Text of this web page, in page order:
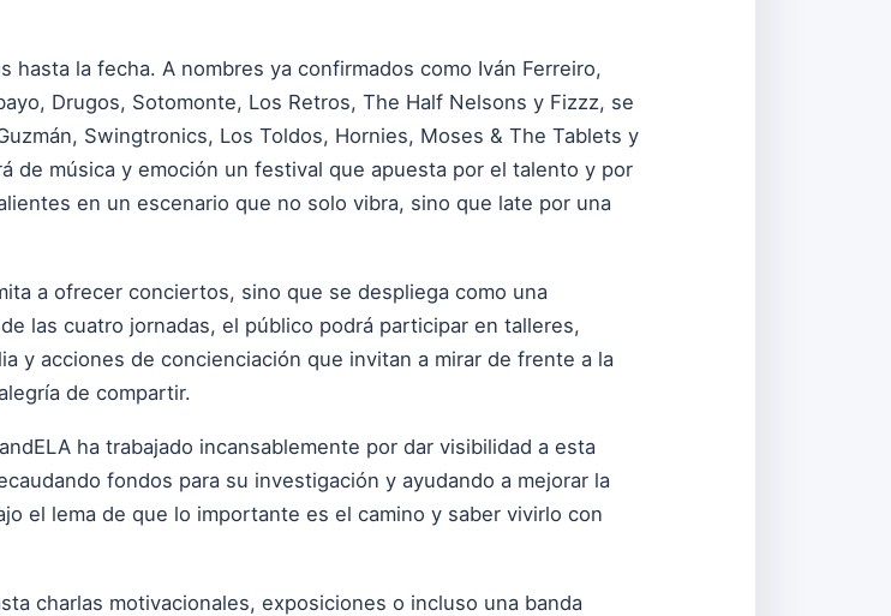
la fecha. A nombres ya confirmados como Iván Ferreiro,
Drugos, Sotomonte, Los Retros, The Half Nelsons y Fizzz, se
Swingtronics, Los Toldos, Hornies, Moses & The Tablets y
de música y emoción un festival que apuesta por el talento y por
en un escenario que no solo vibra, sino que late por una
a ofrecer conciertos, sino que se despliega como una
las cuatro jornadas, el público podrá participar en talleres,
y acciones de concienciación que invitan a mirar de frente a la
de compartir.
ha trabajado incansablemente por dar visibilidad a esta
fondos para su investigación y ayudando a mejorar la
el lema de que lo importante es el camino y saber vivirlo con
charlas motivacionales, exposiciones o incluso una banda